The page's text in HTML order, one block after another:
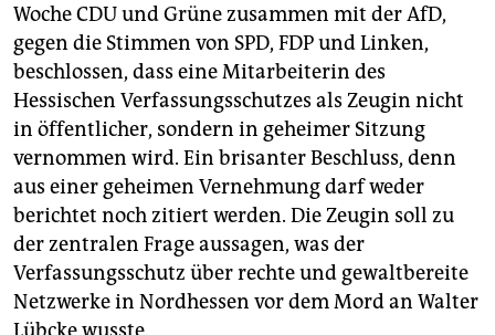
Woche CDU und Grüne zusammen mit der AfD,
gegen die Stimmen von SPD, FDP und Linken,
beschlossen, dass eine Mitarbeiterin des
Hessischen Verfassungsschutzes als Zeugin nicht
in öffentlicher, sondern in geheimer Sitzung
vernommen wird. Ein brisanter Beschluss, denn
aus einer geheimen Vernehmung darf weder
berichtet noch zitiert werden. Die Zeugin soll zu
der zentralen Frage aussagen, was der
Verfassungsschutz über rechte und gewaltbereite
Netzwerke in Nordhessen vor dem Mord an Walter